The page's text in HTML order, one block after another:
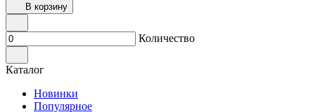
В корзину
Количество
Каталог
Новинки
Популярное